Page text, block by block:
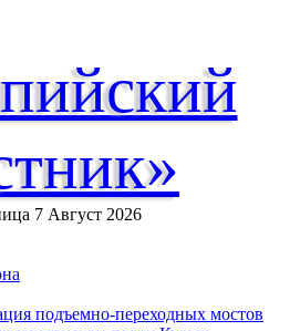
7 Август 2026